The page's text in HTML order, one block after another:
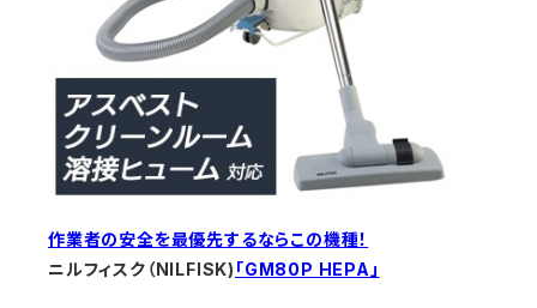
作業者の安全を最優先するならこの機種！
ニルフィスク（NILFISK) 「GM80P HEPA」